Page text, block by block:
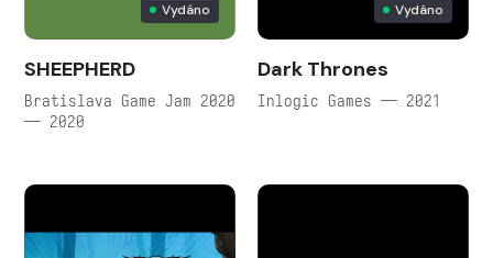
Vydáno
SHEEPHERD
Bratislava Game Jam 2020
— 2020
Vydáno
Dark Thrones
Inlogic Games — 2021